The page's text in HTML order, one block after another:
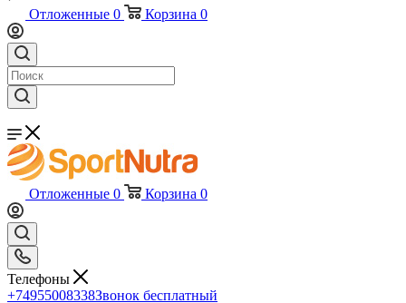
Отложенные 0 Корзина 0
Отложенные 0 Корзина 0
Телефоны
+74955008338Звонок бесплатный